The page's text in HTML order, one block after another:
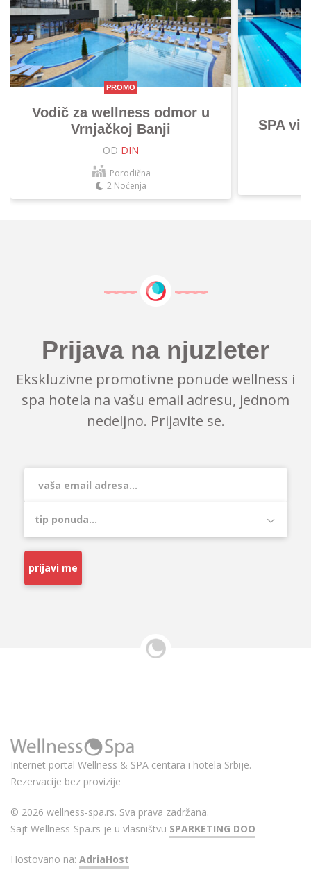
PROMO
Vodič za wellness odmor u
Vrnjačkoj Banji
OD DIN
Porodična
2 Noćenja
SPA
Prijava na njuzleter
Ekskluzivne promotivne ponude wellness i
spa hotela na vašu email adresu, jednom
nedeljno. Prijavite se.
prijavi me
Internet portal Wellness & SPA centara i hotela Srbije.
Rezervacije bez provizije
© 2026 wellness-spa.rs. Sva prava zadržana.
Sajt Wellness-Spa.rs je u vlasništvu SPARKETING DOO
Hostovano na: AdriaHost